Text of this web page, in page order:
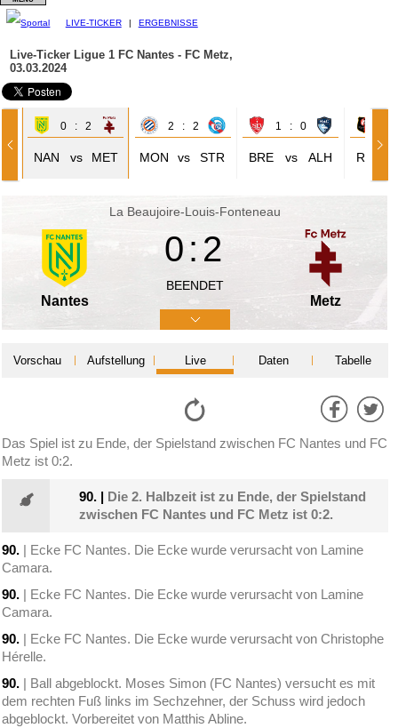
LIVE-TICKER | ERGEBNISSE
Live-Ticker Ligue 1 FC Nantes - FC Metz,
03.03.2024
0 : 2
NAN vs MET
2 : 2
MON vs STR
1 : 0
BRE vs ALH REN
La Beaujoire-Louis-Fonteneau
Nantes
0:2
BEENDET
Metz
Vorschau Aufstellung Live Daten Tabelle
Das Spiel ist zu Ende, der Spielstand zwischen FC Nantes und FC
Metz ist 0:2.
90. | Die 2. Halbzeit ist zu Ende, der Spielstand
zwischen FC Nantes und FC Metz ist 0:2.
90. | Ecke FC Nantes. Die Ecke wurde verursacht von Lamine
Camara.
90. | Ecke FC Nantes. Die Ecke wurde verursacht von Lamine
Camara.
90. | Ecke FC Nantes. Die Ecke wurde verursacht von Christophe
Hérelle.
90. | Ball abgeblockt. Moses Simon (FC Nantes) versucht es mit
dem rechten Fuß links im Sechzehner, der Schuss wird jedoch
abgeblockt. Vorbereitet von Matthis Abline.